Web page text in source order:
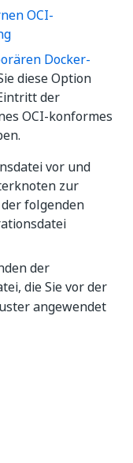
OCI-
Docker-
diese Option
der
OCI-konformes
vor und
zur
folgenden
der
die Sie vor der
angewendet